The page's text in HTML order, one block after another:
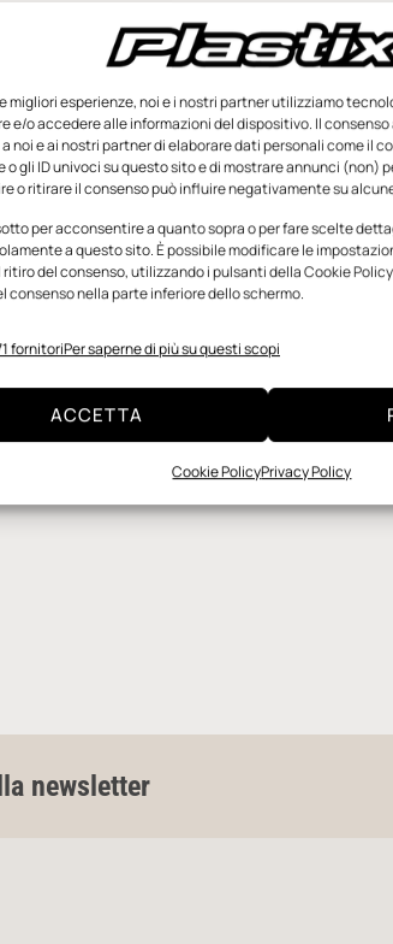
migliori esperienze, noi e i nostri partner utilizziamo
e/o accedere alle informazioni del dispositivo. Il
noi e ai nostri partner di elaborare dati personali come il
o gli ID univoci su questo sito e di mostrare annunci (non)
o ritirare il consenso può influire negativamente su
per acconsentire a quanto sopra o per fare scelte
a questo sito. È possibile modificare le
del consenso, utilizzando i pulsanti della Cookie
consenso nella parte inferiore dello schermo.
fornitoriPer saperne di più su questi scopi
ACCETTA
Cookie PolicyPrivacy Policy
newsletter